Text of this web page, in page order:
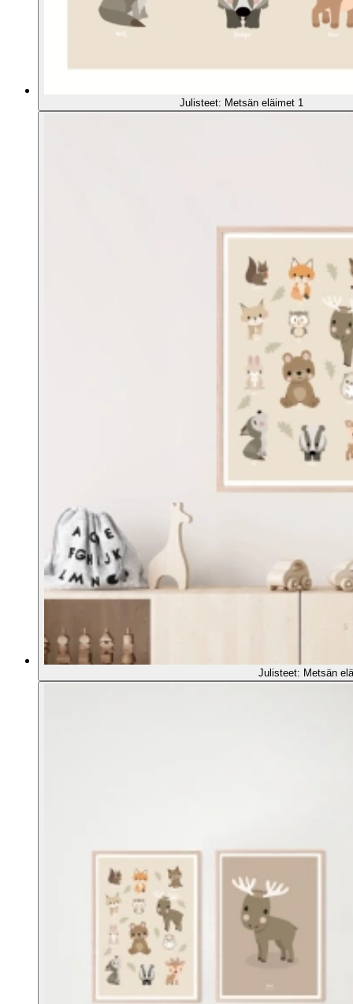
Julisteet: Metsän eläimet 1
Julisteet: Metsän